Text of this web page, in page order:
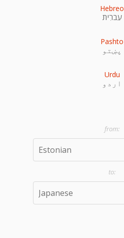
Hebreo
עִברִית
Pashto
پښتو
Urdu
اردو